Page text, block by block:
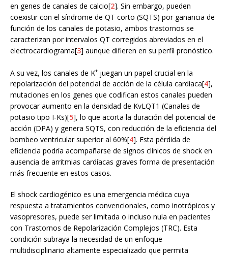
en genes de canales de calcio[2]. Sin embargo, pueden
coexistir con el síndrome de QT corto (SQTS) por ganancia de
función de los canales de potasio, ambos trastornos se
caracterizan por intervalos QT corregidos abreviados en el
electrocardiograma[3] aunque difieren en su perfil pronóstico.
A su vez, los canales de K+ juegan un papel crucial en la
repolarización del potencial de acción de la célula cardiaca[4],
mutaciones en los genes que codifican estos canales pueden
provocar aumento en la densidad de KvLQT1 (Canales de
potasio tipo I-Ks)[5], lo que acorta la duración del potencial de
acción (DPA) y genera SQTS, con reducción de la eficiencia del
bombeo ventricular superior al 60%[4]. Esta pérdida de
eficiencia podría acompañarse de signos clínicos de shock en
ausencia de arritmias cardíacas graves forma de presentación
más frecuente en estos casos.
El shock cardiogénico es una emergencia médica cuya
respuesta a tratamientos convencionales, como inotrópicos y
vasopresores, puede ser limitada o incluso nula en pacientes
con Trastornos de Repolarización Complejos (TRC). Esta
condición subraya la necesidad de un enfoque
multidisciplinario altamente especializado que permita